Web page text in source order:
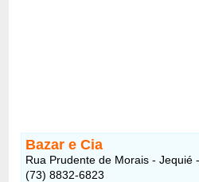
Bazar e Cia
Rua Prudente de Morais - Jequié
(73) 8832-6823